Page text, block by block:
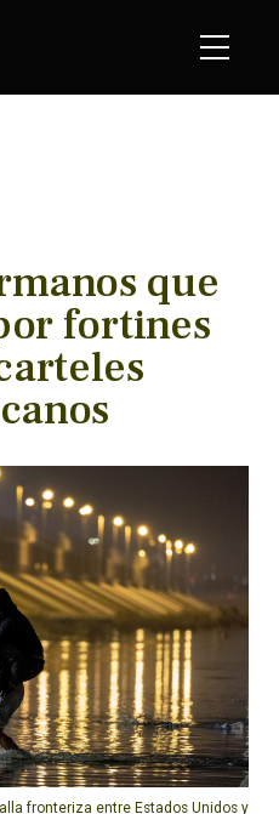
que
fortines
fronteriza entre Estados Unidos y